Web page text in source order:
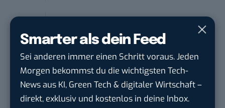
Smarter als dein Feed
Sei anderen immer einen Schritt voraus. Jeden
Morgen bekommst du die wichtigsten Tech-
News aus KI, Green Tech & digitaler Wirtschaft –
direkt, exklusiv und kostenlos in deine Inbox.
Kommunikation mit d...
DIHK | Deutsche Industrie- und
HandelskammerinBerlin
Teamleiter (m/w/d) Customer
Engagement / Soci...